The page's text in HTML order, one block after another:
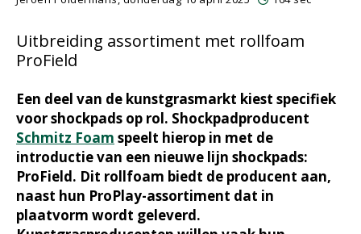
Uitbreiding assortiment met rollfoam
ProField
Een deel van de kunstgrasmarkt kiest specifiek
voor shockpads op rol. Shockpadproducent
Schmitz Foam speelt hierop in met de
introductie van een nieuwe lijn shockpads:
ProField. Dit rollfoam biedt de producent aan,
naast hun ProPlay-assortiment dat in
plaatvorm wordt geleverd.